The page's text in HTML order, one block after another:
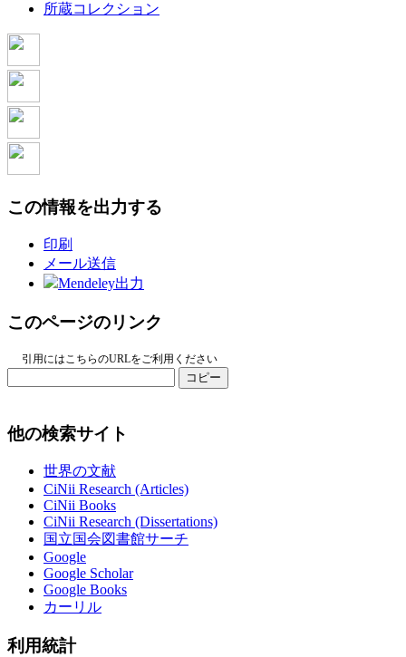
所蔵コレクション
この情報を出力する
印刷
メール送信
Mendeley出力
このページのリンク
引用にはこちらのURLをご利用ください
コピー
他の検索サイト
世界の文献
CiNii Research (Articles)
CiNii Books
CiNii Research (Dissertations)
国立国会図書館サーチ
Google
Google Scholar
Google Books
カーリル
利用統計